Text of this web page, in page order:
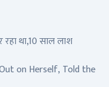
था,10 साल लाश
on Herself, Told the